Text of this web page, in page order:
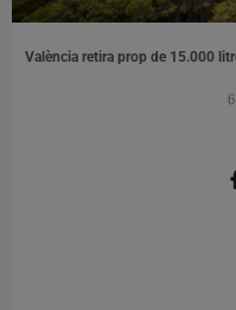
València retira prop de 15.000